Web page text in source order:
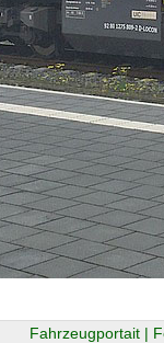
Fahrzeugportait |